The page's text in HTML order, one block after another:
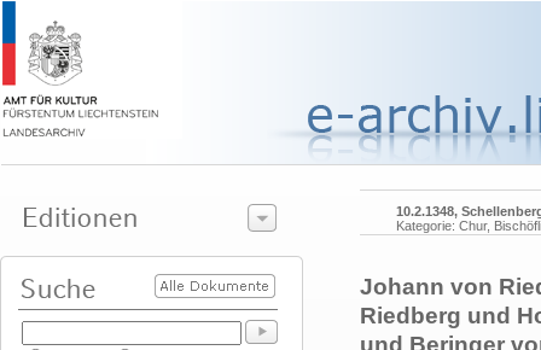
10.2.1348,
Kategorie: Chur,
Johann von
Riedberg und
und Beringer